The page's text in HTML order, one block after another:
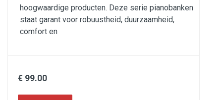
hoogwaardige producten. Deze serie pianobanken
staat garant voor robuustheid, duurzaamheid,
comfort en
€ 99.00